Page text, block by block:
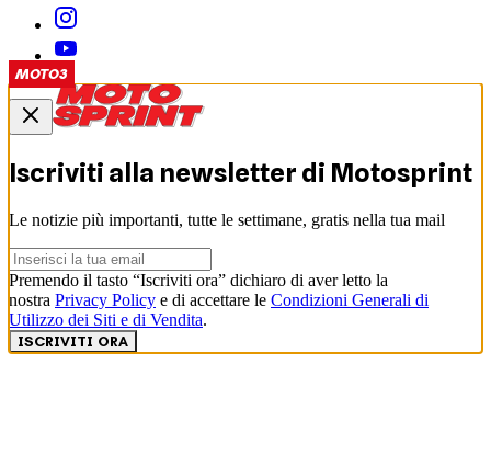
MOTO2
MOTO2
MOTO2
MOTO3
MOTO3
Iscriviti alla newsletter di Motosprint
Le notizie più importanti, tutte le settimane, gratis nella tua mail
Premendo il tasto “Iscriviti ora” dichiaro di aver letto la
nostra Privacy Policy e di accettare le Condizioni Generali di
Utilizzo dei Siti e di Vendita.
ISCRIVITI ORA